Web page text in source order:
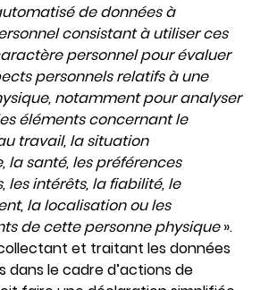
de données à
consistant à utiliser ces
personnel pour évaluer
personnels relatifs à une
notamment pour analyser
éléments concernant le
travail, la situation
la santé, les préférences
les intérêts, la fiabilité, le
la localisation ou les
de cette personne physique».
et traitant les données
dans le cadre d’actions de